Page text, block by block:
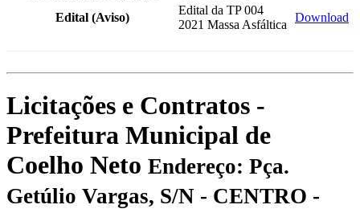
Edital (Aviso)
Edital da TP 004
2021 Massa Asfáltica
Download
Licitações e Contratos -
Prefeitura Municipal de
Coelho Neto Endereço: Pça.
Getúlio Vargas, S/N - CENTRO -